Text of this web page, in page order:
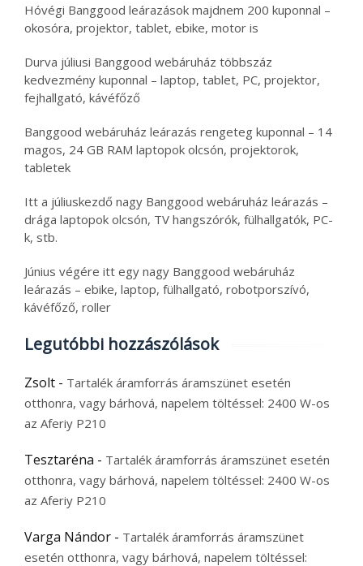
Hóvégi Banggood leárazások majdnem 200 kuponnal –
okosóra, projektor, tablet, ebike, motor is
Durva júliusi Banggood webáruház többszáz
kedvezmény kuponnal – laptop, tablet, PC, projektor,
fejhallgató, kávéfőző
Banggood webáruház leárazás rengeteg kuponnal – 14
magos, 24 GB RAM laptopok olcsón, projektorok,
tabletek
Itt a júliuskezdő nagy Banggood webáruház leárazás –
drága laptopok olcsón, TV hangszórók, fülhallgatók, PC-
k, stb.
Június végére itt egy nagy Banggood webáruház
leárazás – ebike, laptop, fülhallgató, robotporszívó,
kávéfőző, roller
Legutóbbi hozzászólások
Zsolt - Tartalék áramforrás áramszünet esetén
otthonra, vagy bárhová, napelem töltéssel: 2400 W-os
az Aferiy P210
Tesztaréna - Tartalék áramforrás áramszünet esetén
otthonra, vagy bárhová, napelem töltéssel: 2400 W-os
az Aferiy P210
Varga Nándor - Tartalék áramforrás áramszünet
esetén otthonra, vagy bárhová, napelem töltéssel: